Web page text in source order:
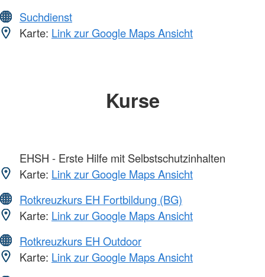
Suchdienst
Karte: Link zur Google Maps Ansicht
Kurse
EHSH - Erste Hilfe mit Selbstschutzinhalten
Karte: Link zur Google Maps Ansicht
Rotkreuzkurs EH Fortbildung (BG)
Karte: Link zur Google Maps Ansicht
Rotkreuzkurs EH Outdoor
Karte: Link zur Google Maps Ansicht